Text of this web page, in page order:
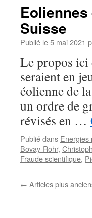
Suisse
Publié le5 mai 2021
Le propos ici
seraient en
éolienne de
un ordre de
révisés en …
Publié dans Energies
Bovay-Rohr,
Fraude scientifique,
← Articles plus